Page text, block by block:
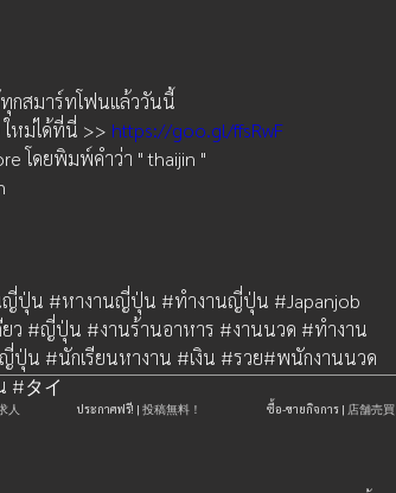
กสมาร์ทโฟนแล้ววันนี้
ใหม่ได้ที่นี่ >> https://goo.gl/ffsRwF
โดยพิมพ์คำว่า " thaijin "
ญี่ปุ่น #หางานญี่ปุ่น #ทำงานญี่ปุ่น #Japanjob
ยว #ญี่ปุ่น #งานร้านอาหาร #งานนวด #ทำงาน
ญี่ปุ่น #นักเรียนหางาน #เงิน #รวย#พนักงานนวด
#タイ
人 ประกาศฟรี! | 投稿無料！ ซื้อ-ขายกิจการ | 店舗売買